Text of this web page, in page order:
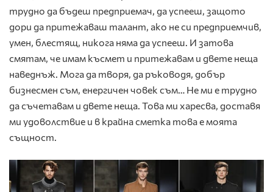
трудно да бъдеш предприемач, да успееш, защото
дори да притежаваш талант, ако не си предприемчив,
умен, блестящ, никога няма да успееш. И затова
смятам, че имам късмет и притежавам и двете неща
наведнъж. Мога да творя, да ръководя, добър
бизнесмен съм, енергичен човек съм… Не ми е трудно
да съчетавам и двете неща. Това ми харесва, доставя
ми удоволствие и в крайна сметка това е моята
същност.